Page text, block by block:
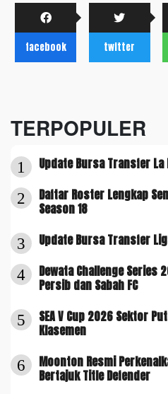
facebook twitter
TERPOPULER
1 Update Bursa Transfer
2
Daftar Roster Lengkap
Season 18
3 Update Bursa Transfer
4
Dewata Challenge Series
Persib dan Sabah FC
5
SEA V Cup 2026 Sektor
Klasemen
6
Moonton Resmi
Bertajuk Title Defender